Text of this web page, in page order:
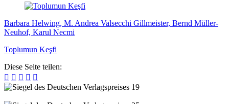
Barbara Helwing, M. Andrea Valsecchi Gillmeister, Bernd Müller-
Neuhof, Karul Necmi
Toplumun Keşfi
Diese Seite teilen:
    